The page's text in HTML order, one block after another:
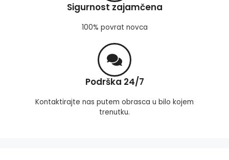
Sigurnost zajamčena
100% povrat novca
Podrška 24/7
Kontaktirajte nas putem obrasca u bilo kojem
trenutku.